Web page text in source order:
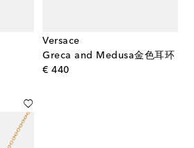
Versace
Greca and Medusa金色耳环
€ 440original price